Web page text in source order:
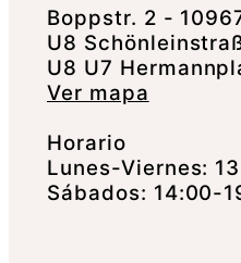
Boppstr. 2 -
U8
U8 U7
Ver mapa
Horario
Lunes-Viernes:
Sábados: 14:00-